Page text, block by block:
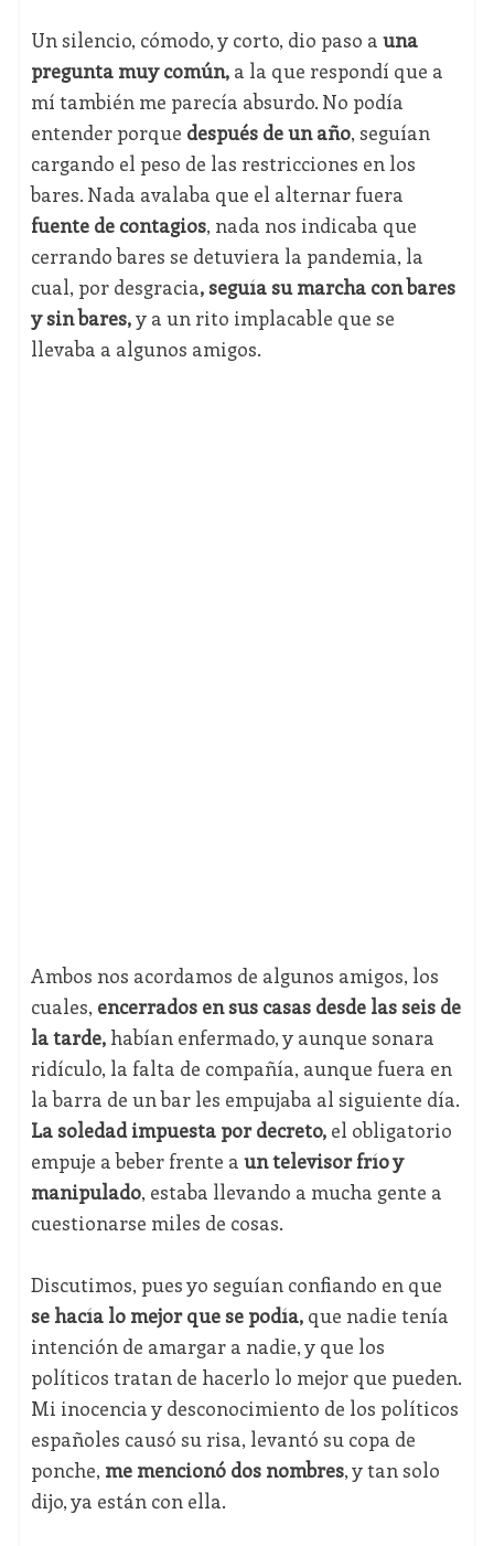
Un silencio, cómodo, y corto, dio paso a una
pregunta muy común,a la que respondí que a
mí también me parecía absurdo. No podía
entender porque después de un año, seguían
cargando el peso de las restricciones en los
bares. Nada avalaba que el alternar fuera
fuente de contagios, nada nos indicaba que
cerrando bares se detuviera la pandemia, la
cual, por desgracia, seguía su marcha con bares
y sin bares,y a un rito implacable que se
llevaba a algunos amigos.
Ambos nos acordamos de algunos amigos, los
cuales, encerrados en sus casas desde las seis de
la tarde,habían enfermado, y aunque sonara
ridículo, la falta de compañía, aunque fuera en
la barra de un bar les empujaba al siguiente día.
La soledad impuesta por decreto, el obligatorio
empuje a beber frente a un televisor frío y
manipulado, estaba llevando a mucha gente a
cuestionarse miles de cosas.
Discutimos, pues yo seguían confiando en que
se hacía lo mejor que se podía, que nadie tenía
intención de amargar a nadie, y que los
políticos tratan de hacerlo lo mejor que pueden.
Mi inocencia y desconocimiento de los políticos
españoles causó su risa, levantó su copa de
ponche, me mencionó dos nombres, y tan solo
dijo, ya están con ella.